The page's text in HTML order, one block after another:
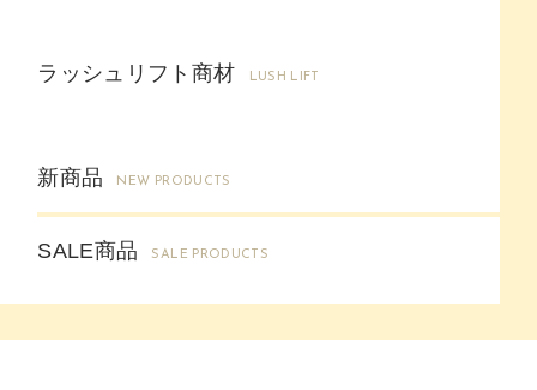
ラッシュリフト商材 LUSH LIFT
新商品 NEW PRODUCTS
SALE商品 SALE PRODUCTS